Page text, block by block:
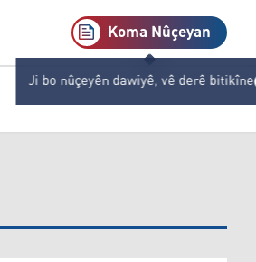
Koma Nûçeyan
Ji bo nûçeyên dawiyê, vê derê bitikîne